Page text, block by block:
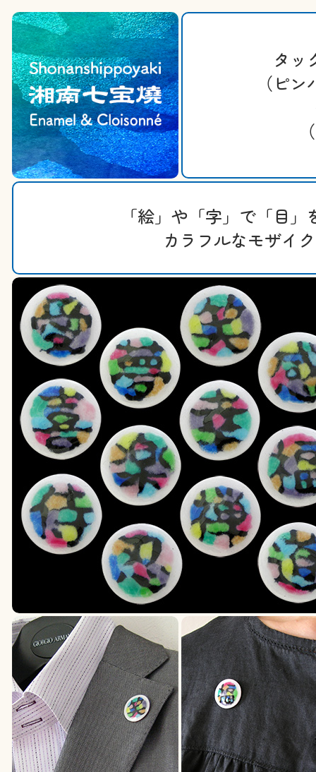
タッ
（ピ
「絵」や「字」で「目
カラフルなモザイ